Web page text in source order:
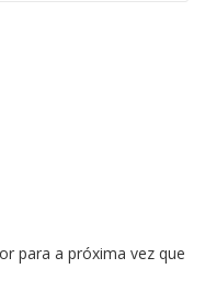
para a próxima vez que